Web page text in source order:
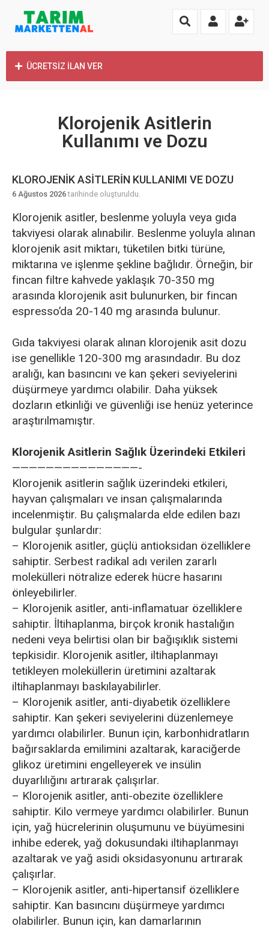
ÜCRETSİZ İLAN VER
Klorojenik Asitlerin
Kullanımı ve Dozu
KLOROJENIK ASITLERIN KULLANIMI VE DOZU
6 Ağustos 2026tarihinde oluşturuldu.
Klorojenik asitler, beslenme yoluyla veya gıda
takviyesi olarak alınabilir. Beslenme yoluyla alınan
klorojenik asit miktarı, tüketilen bitki türüne,
miktarına ve işlenme şekline bağlıdır. Örneğin, bir
fincan filtre kahvede yaklaşık 70-350 mg
arasında klorojenik asit bulunurken, bir fincan
espresso’da 20-140 mg arasında bulunur.
Gıda takviyesi olarak alınan klorojenik asit dozu
ise genellikle 120-300 mg arasındadır. Bu doz
aralığı, kan basıncını ve kan şekeri seviyelerini
düşürmeye yardımcı olabilir. Daha yüksek
dozların etkinliği ve güvenliği ise henüz yeterince
araştırılmamıştır.
Klorojenik Asitlerin Sağlık Üzerindeki Etkileri
———————————————-
Klorojenik asitlerin sağlık üzerindeki etkileri,
hayvan çalışmaları ve insan çalışmalarında
incelenmiştir. Bu çalışmalarda elde edilen bazı
bulgular şunlardır:
– Klorojenik asitler, güçlü antioksidan özelliklere
sahiptir. Serbest radikal adı verilen zararlı
molekülleri nötralize ederek hücre hasarını
önleyebilirler.
– Klorojenik asitler, anti-inflamatuar özelliklere
sahiptir. İltihaplanma, birçok kronik hastalığın
nedeni veya belirtisi olan bir bağışıklık sistemi
tepkisidir. Klorojenik asitler, iltihaplanmayı
tetikleyen moleküllerin üretimini azaltarak
iltihaplanmayı baskılayabilirler.
– Klorojenik asitler, anti-diyabetik özelliklere
sahiptir. Kan şekeri seviyelerini düzenlemeye
yardımcı olabilirler. Bunun için, karbonhidratların
bağırsaklarda emilimini azaltarak, karaciğerde
glikoz üretimini engelleyerek ve insülin
duyarlılığını artırarak çalışırlar.
– Klorojenik asitler, anti-obezite özelliklere
sahiptir. Kilo vermeye yardımcı olabilirler. Bunun
için, yağ hücrelerinin oluşumunu ve büyümesini
inhibe ederek, yağ dokusundaki iltihaplanmayı
azaltarak ve yağ asidi oksidasyonunu artırarak
çalışırlar.
– Klorojenik asitler, anti-hipertansif özelliklere
sahiptir. Kan basıncını düşürmeye yardımcı
olabilirler. Bunun için, kan damarlarının